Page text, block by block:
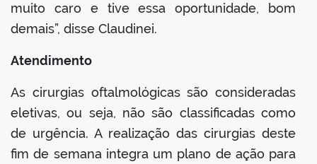
muito caro e tive essa oportunidade, bom
demais”, disse Claudinei.
Atendimento
As cirurgias oftalmológicas são consideradas
eletivas, ou seja, não são classificadas como
de urgência. A realização das cirurgias deste
fim de semana integra um plano de ação para